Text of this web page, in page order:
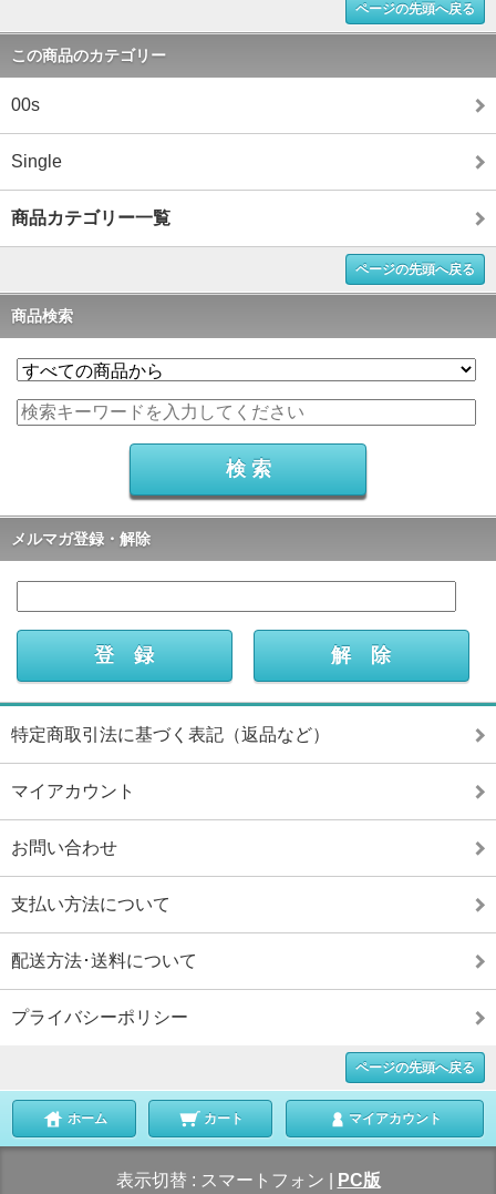
ページの先頭へ戻る
この商品のカテゴリー
00s
Single
商品カテゴリー一覧
ページの先頭へ戻る
商品検索
メルマガ登録・解除
特定商取引法に基づく表記（返品など）
マイアカウント
お問い合わせ
支払い方法について
配送方法･送料について
プライバシーポリシー
ページの先頭へ戻る
ホーム カート マイアカウント
表示切替 : スマートフォン PC版